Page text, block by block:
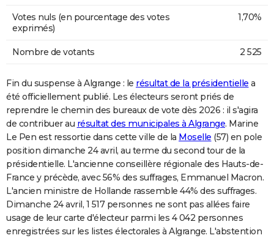
Votes nuls (en pourcentage des votes
exprimés)
1,70%
Nombre de votants 2 525
Fin du suspense à Algrange : le résultat de la présidentielle a
été officiellement publié. Les électeurs seront priés de
reprendre le chemin des bureaux de vote dès 2026 : il s'agira
de contribuer au résultat des municipales à Algrange. Marine
Le Pen est ressortie dans cette ville de la Moselle (57) en pole
position dimanche 24 avril, au terme du second tour de la
présidentielle. L'ancienne conseillère régionale des Hauts-de-
France y précède, avec 56% des suffrages, Emmanuel Macron.
L'ancien ministre de Hollande rassemble 44% des suffrages.
Dimanche 24 avril, 1 517 personnes ne sont pas allées faire
usage de leur carte d'électeur parmi les 4 042 personnes
enregistrées sur les listes électorales à Algrange. L'abstention